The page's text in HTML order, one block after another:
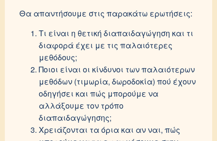
Θα απαντήσουμε στις παρακάτω ερωτήσεις:
Τι είναι η θετική διαπαιδαγώγηση και τι
διαφορά έχει με τις παλαιότερες
μεθόδους;
Ποιοι είναι οι κίνδυνοι των παλαιότερων
μεθόδων (τιμωρία, δωροδοκία) πού έχουν
οδηγήσει και πώς μπορούμε να
αλλάξουμε τον τρόπο
διαπαιδαγώγησης;
Χρειάζονται τα όρια και αν ναι, πώς